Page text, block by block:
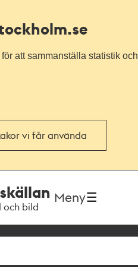
att sammanställa statistik
vi får använda
och bild
Meny